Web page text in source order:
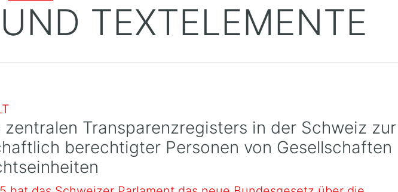
TEXTELEMENTE
zentralen Transparenzregisters in der Schweiz zur
berechtigter Personen von Gesellschaften